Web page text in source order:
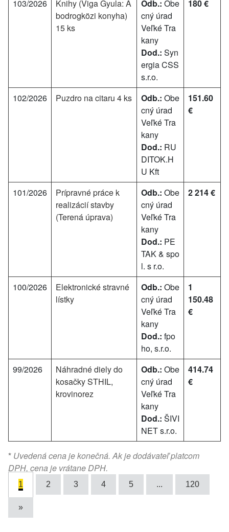
103/2026
Knihy (Viga Gyula: A
bodrogközi konyha)
15 ks
Odb.: Obe
cný úrad
Veľké Tra
kany
Dod.: Syn
ergia CSS
s.r.o.
180 €
102/2026 Puzdro na citaru 4 ks Odb.: Obe
cný úrad
Veľké Tra
kany
Dod.: RU
DITOK.H
U Kft
151.60
€
101/2026
Prípravné práce k
realizácií stavby
(Terená úprava)
Odb.: Obe
cný úrad
Veľké Tra
kany
Dod.: PE
TAK & spo
l. s r.o.
2 214 €
100/2026
Elektronické stravné
lístky
Odb.: Obe
cný úrad
Veľké Tra
kany
Dod.: fpo
ho, s.r.o.
1
150.48
€
99/2026
Náhradné diely do
kosačky STHIL,
krovinorez
Odb.: Obe
cný úrad
Veľké Tra
kany
Dod.: ŠIVI
NET s.r.o.
414.74
€
* Uvedená cena je konečná. Ak je dodávateľ platcom
DPH, cena je vrátane DPH.
1 2 3 4 5 ... 120
»